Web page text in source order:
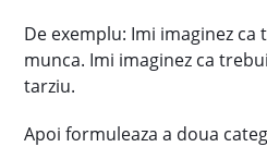
De exemplu: Imi imaginez
munca. Imi imaginez ca
tarziu.
Apoi formuleaza a doua